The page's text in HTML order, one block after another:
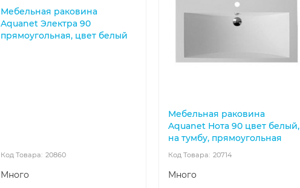
Мебельная раковина
Aquanet Электра 90
прямоугольная, цвет белый
20860
Много
Мебельная раковина
Aquanet Нота 90 цвет белый,
на тумбу, прямоугольная
20714
Много